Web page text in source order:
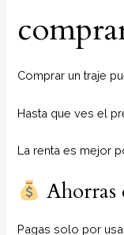
Comprar un traje
Hasta que ves el
La renta es mejor
Pagas solo por